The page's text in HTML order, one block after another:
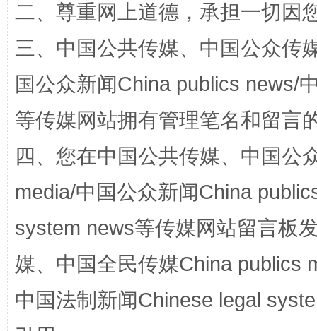
二、尊重网上道德，承担一切因
三、中国公共传媒、中国公众传
国公众新闻China publics news/
等传媒网站拥有管理笔名和留言
四、您在中国公共传媒、中国公
media/中国公众新闻China
system news等传媒网站留言板
媒、中国全民传媒China publics
中国法制新闻Chinese legal